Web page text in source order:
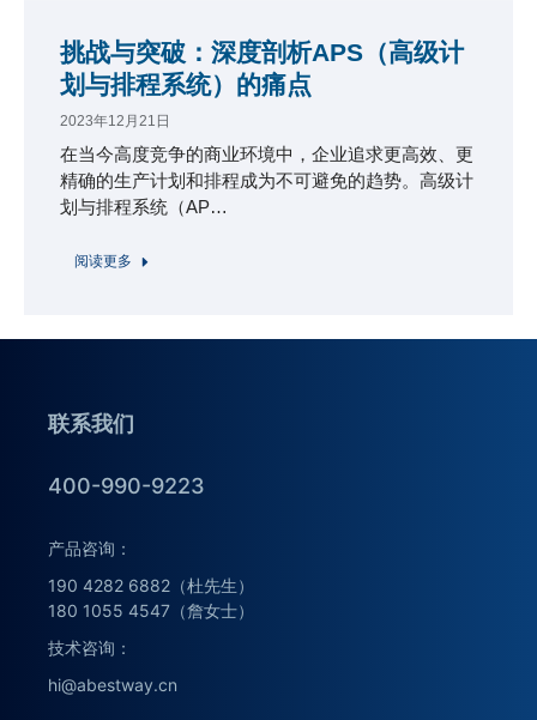
挑战与突破：深度剖析APS（高级计
划与排程系统）的痛点
2023年12月21日
在当今高度竞争的商业环境中，企业追求更高效、更
精确的生产计划和排程成为不可避免的趋势。高级计
划与排程系统（AP…
阅读更多
联系我们
400-990-9223
产品咨询：
190 4282 6882（杜先生）
180 1055 4547（詹女士）
技术咨询：
hi@abestway.cn